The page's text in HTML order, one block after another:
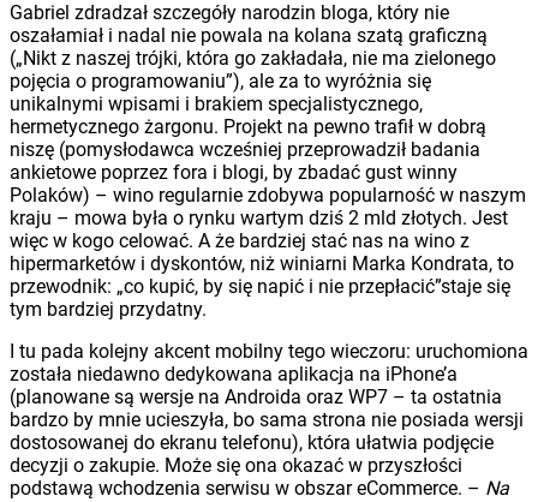
Gabriel zdradzał szczegóły narodzin bloga, który nie
oszałamiał i nadal nie powala na kolana szatą graficzną
(„Nikt z naszej trójki, która go zakładała, nie ma zielonego
pojęcia o programowaniu”), ale za to wyróżnia się
unikalnymi wpisami i brakiem specjalistycznego,
hermetycznego żargonu. Projekt na pewno trafił w dobrą
niszę (pomysłodawca wcześniej przeprowadził badania
ankietowe poprzez fora i blogi, by zbadać gust winny
Polaków) – wino regularnie zdobywa popularność w naszym
kraju – mowa była o rynku wartym dziś 2 mld złotych. Jest
więc w kogo celować. A że bardziej stać nas na wino z
hipermarketów i dyskontów, niż winiarni Marka Kondrata, to
przewodnik: „co kupić, by się napić i nie przepłacić”staje się
tym bardziej przydatny.
I tu pada kolejny akcent mobilny tego wieczoru: uruchomiona
została niedawno dedykowana aplikacja na iPhone’a
(planowane są wersje na Androida oraz WP7 – ta ostatnia
bardzo by mnie ucieszyła, bo sama strona nie posiada wersji
dostosowanej do ekranu telefonu), która ułatwia podjęcie
decyzji o zakupie. Może się ona okazać w przyszłości
podstawą wchodzenia serwisu w obszar eCommerce. – Na